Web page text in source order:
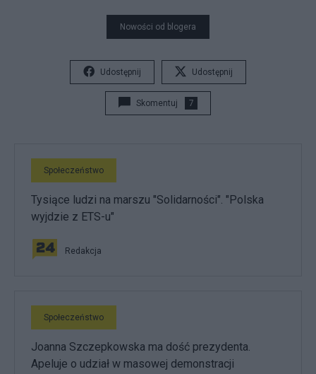
Nowości od blogera
Udostępnij Udostępnij
Skomentuj 7
Społeczeństwo
Tysiące ludzi na marszu "Solidarności". "Polska
wyjdzie z ETS-u"
Redakcja
Społeczeństwo
Joanna Szczepkowska ma dość prezydenta.
Apeluje o udział w masowej demonstracji